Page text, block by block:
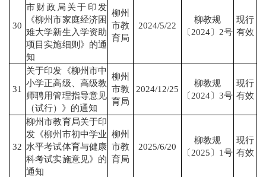
30
市财政局关于印发
《柳州市家庭经济困
难大学新生入学资助
项目实施细则》的通
知
柳州
市教
育局
2024/5/22
柳教规
〔2024〕2号
现行
有效
31
关于印发《柳州市中
小学正高级、高级教
师聘用管理指导意见
（试行）》的通知
柳州
市教
育局
2024/12/25
柳教规
〔2024〕3号
现行
有效
32
柳州市教育局关于印
发《柳州市初中学业
水平考试体育与健康
科考试实施意见》的
通知
柳州
市教
育局
2025/6/20
柳教规
〔2025〕1号
现行
有效